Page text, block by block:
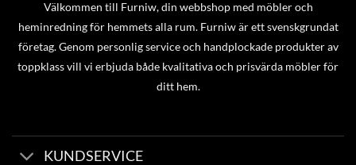
Välkommen till Furniw, din webbshop med möbler och
heminredning för hemmets alla rum. Furniw är ett svenskgrundat
företag. Genom personlig service och handplockade produkter av
toppklass vill vi erbjuda både kvalitativa och prisvärda möbler för
ditt hem.
KUNDSERVICE